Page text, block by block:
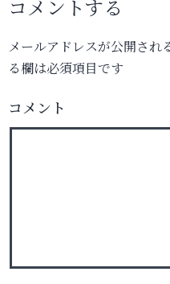
コメントする
メールアドレスが公開され
る欄は必須項目です
コメント